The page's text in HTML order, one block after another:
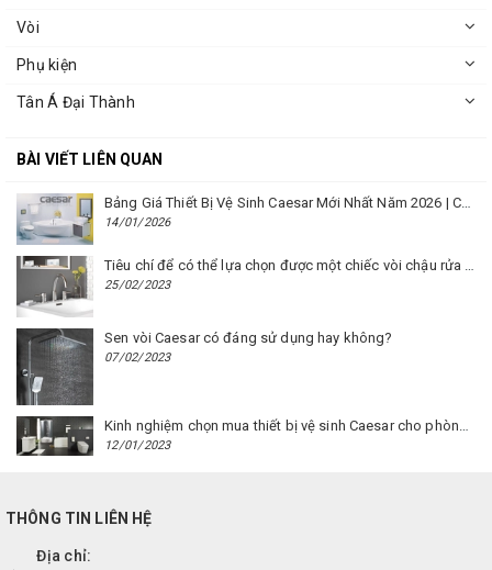
Vòi
Phụ kiện
Tân Á Đại Thành
BÀI VIẾT LIÊN QUAN
Bảng Giá Thiết Bị Vệ Sinh Caesar Mới Nhất Năm 2026 | Cập Nhật Liên Tục Tại BM8.VN
14/01/2026
25/02/2023
Sen vòi Caesar có đáng sử dụng hay không?
07/02/2023
12/01/2023
THÔNG TIN LIÊN HỆ
Địa chỉ: